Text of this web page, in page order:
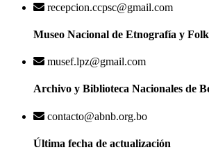
recepcion.ccpsc@gmail.com
Museo Nacional de Etnografía y
musef.lpz@gmail.com
Archivo y Biblioteca Nacionales de
contacto@abnb.org.bo
Última fecha de actualización